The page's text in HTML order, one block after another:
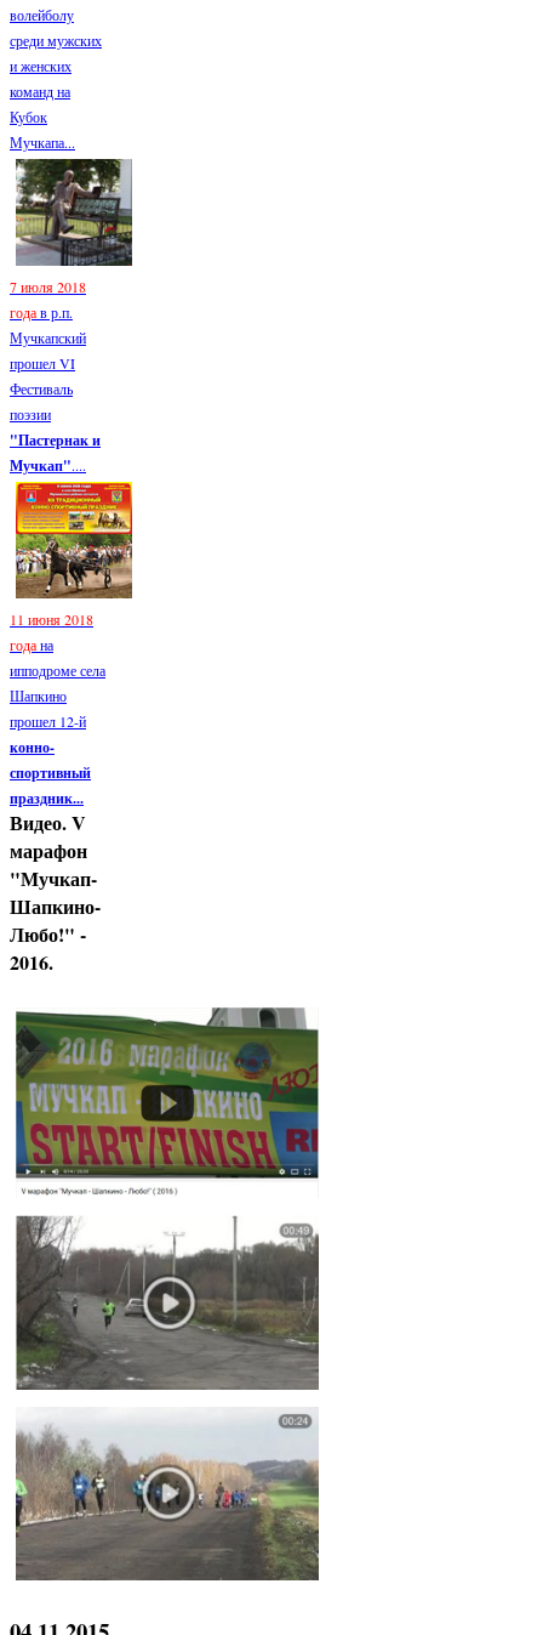
волейболу
среди мужских
и женских
команд на
Кубок
Мучкапа...
7 июля 2018
годав р.п.
Мучкапский
прошел VI
Фестиваль
поэзии
"Пастернак и
Мучкап"....
11 июня 2018
годана
ипподроме села
Шапкино
прошел 12-й
конно-
спортивный
праздник...
Видео. V
марафон
"Мучкап-
Шапкино-
Любо!" -
2016.